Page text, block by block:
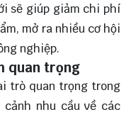
sẽ giúp giảm chi phí
mở ra nhiều cơ hội
nghiệp.
quan trọng
trò quan trọng trong
nhu cầu về các